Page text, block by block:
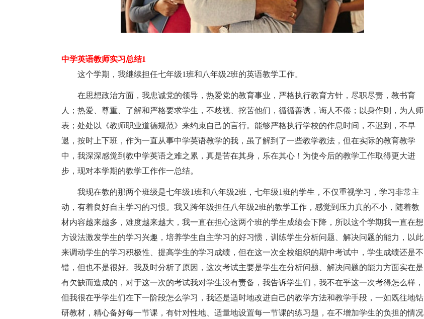
中学英语教师实习总结1
这个学期，我继续担任七年级1班和八年级2班的英语教学工作。
在思想政治方面，我忠诚党的领导，热爱党的教育事业，严格执行教育方针，尽职尽责，教书育
人；热爱、尊重、了解和严格要求学生，不歧视、挖苦他们，循循善诱，诲人不倦；以身作则，为人师
表；处处以《教师职业道德规范》来约束自己的言行。能够严格执行学校的作息时间，不迟到，不早
退，按时上下班，作为一直从事中学英语教学的我，虽了解到了一些教学教法，但在实际的教育教学
中，我深深感觉到教中学英语之难之累，真是苦在其身，乐在其心！为使今后的教学工作取得更大进
步，现对本学期的教学工作作一总结。
我现在教的那两个班级是七年级1班和八年级2班，七年级1班的学生，不仅重视学习，学习非常主
动，有着良好自主学习的习惯。我又跨年级担任八年级2班的教学工作，感觉到压力真的不小，随着教
材内容越来越多，难度越来越大，我一直在担心这两个班的学生成绩会下降，所以这个学期我一直在想
方设法激发学生的学习兴趣，培养学生自主学习的好习惯，训练学生分析问题、解决问题的能力，以此
来调动学生的学习积极性、提高学生的学习成绩，但在这一次全校组织的期中考试中，学生成绩还是不
错，但也不是很好。我及时分析了原因，这次考试主要是学生在分析问题、解决问题的能力方面实在是
有欠缺而造成的，对于这一次的考试我对学生没有责备，我告诉学生们，我不在乎这一次考得怎么样，
但我很在乎学生们在下一阶段怎么学习，我还是适时地改进自己的教学方法和教学手段，一如既往地钻
研教材，精心备好每一节课，有针对性地、适量地设置每一节课的练习题，在不增加学生的负担的情况